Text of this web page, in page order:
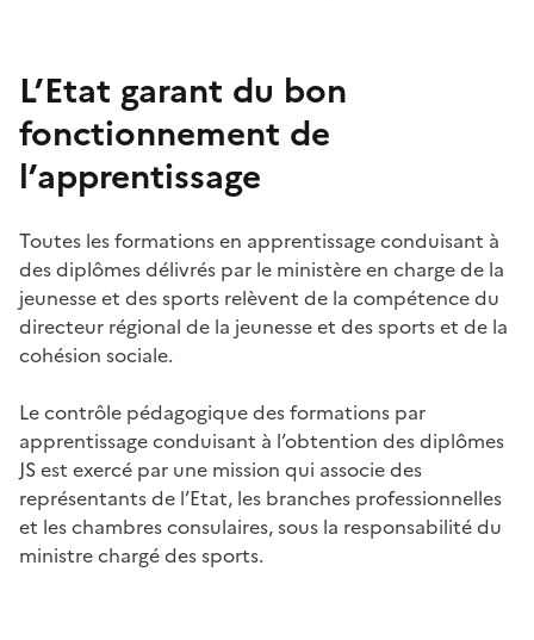
L’Etat garant du bon
fonctionnement de
l’apprentissage
Toutes les formations en apprentissageconduisant à
desdiplômesdélivrés par le ministèreen charge de la
jeunesseet dessports relèvent de la compétencedu
directeur régional de la jeunesseet dessports et de la
cohésion sociale.
Lecontrôle pédagogiquedesformations par
apprentissageconduisant à l’obtention desdiplômes
JS est exercé par une mission qui associedes
représentantsde l’Etat, les branches professionnelles
et leschambresconsulaires, sous la responsabilitédu
ministrechargédessports.